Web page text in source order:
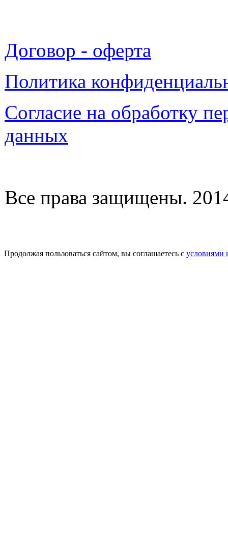
Договор - оферта
Политика
Согласие на обработку
данных
Все права защищены.
Продолжая пользоваться сайтом, вы соглашаетесь с условиями